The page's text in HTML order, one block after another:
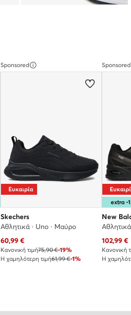
Sponsored
Ευκαιρία
Skechers
Αθλητικά · Uno · Μαύρο
Τρέχουσα τιμή
60,99€
Κανονική τιμή75,90 €-19%
Η χαμηλότερη τιμή61,99 €-1%
Sponsored
extra -
New
Τρέχουσα
102,99 €
Κανονική
Η